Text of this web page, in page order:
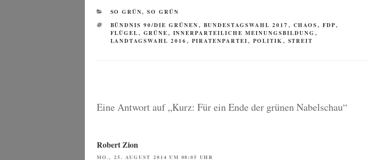
KATEGORIEN
SO GRÜN, SO GRÜN
SCHLAGWÖRTER
BÜNDNIS 90/DIE GRÜNEN, BUNDESTAGSWAHL 2017 , CHAOS, FDP,
FLÜGEL, GRÜNE, INNERPARTEILICHE MEINUNGSBILDUNG ,
LANDTAGSWAHL 2016, PIRATENPARTEI, POLITIK, STREIT
Eine Antwort auf „Kurz: Für ein Ende der grünen Nabelschau“
Robert Zion
MO., 25. AUGUST 2014 UM 08:05 UHR